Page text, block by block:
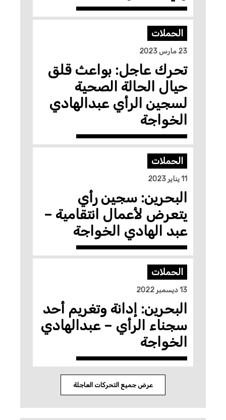
الحملات
23 مارس 2023
تحرك عاجل: بواعث قلق
حيال الحالة الصحية
لسجين الرأي عبدالهادي
الخواجة
الحملات
البحرين: سجين رأي
يتعرض لأعمال انتقامية –
عبد الهادي الخواجة
الحملات
البحرين: إدانة وتغريم أحد
سجناء الرأي – عبدالهادي
الخواجة
عرض جميع التحركات العاجلة